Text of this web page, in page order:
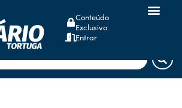
Conteúdo
Exclusivo
Entrar